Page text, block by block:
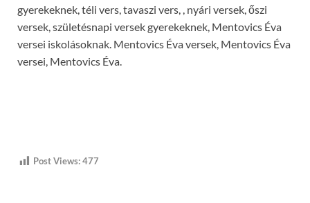
gyerekeknek, téli vers, tavaszi vers, , nyári versek, őszi
versek, születésnapi versek gyerekeknek, Mentovics Éva
versei iskolásoknak. Mentovics Éva versek, Mentovics Éva
versei, Mentovics Éva.
Post Views:477